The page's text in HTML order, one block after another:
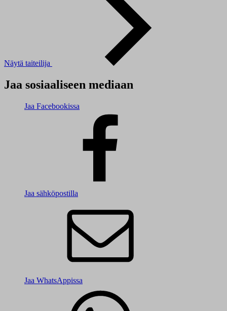
Näytä taiteilija
Jaa sosiaaliseen mediaan
Jaa Facebookissa
Jaa sähköpostilla
Jaa WhatsAppissa